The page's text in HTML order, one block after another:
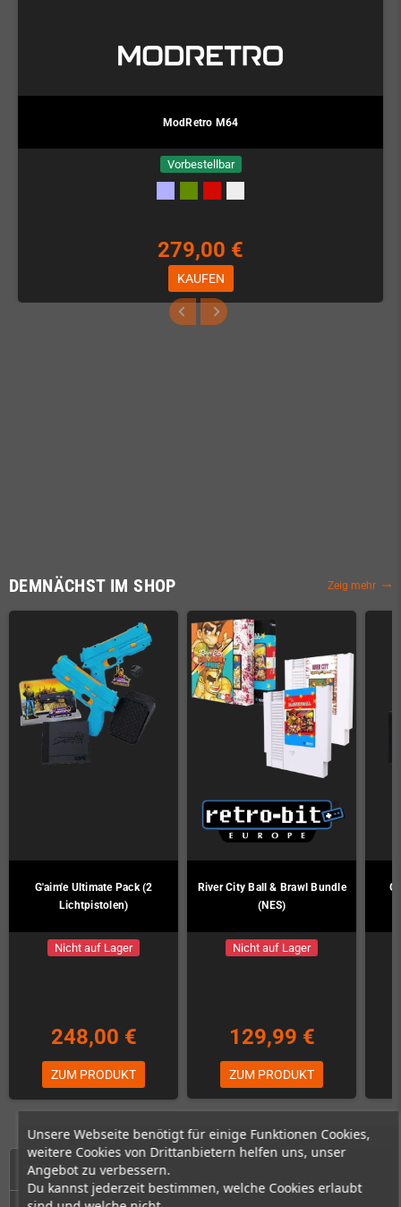
Unsere Webseite benötigt für einige Funktionen Cookies,
weitere Cookies von Drittanbietern helfen uns, unser
Angebot zu verbessern.
Du kannst jederzeit bestimmen, welche Cookies erlaubt
START
ModRetro M64
Vorbestellbar
279,00 €
KAUFEN
DEMNÄCHST IM SHOP Zeig mehr trending_flat
G'aim'e Ultimate Pack (2
Lichtpistolen)
Nicht auf Lager
248,00 €
ZUM PRODUKT
River City Ball & Brawl Bundle
(NES)
Nicht auf Lager
129,99 €
ZUM PRODUKT